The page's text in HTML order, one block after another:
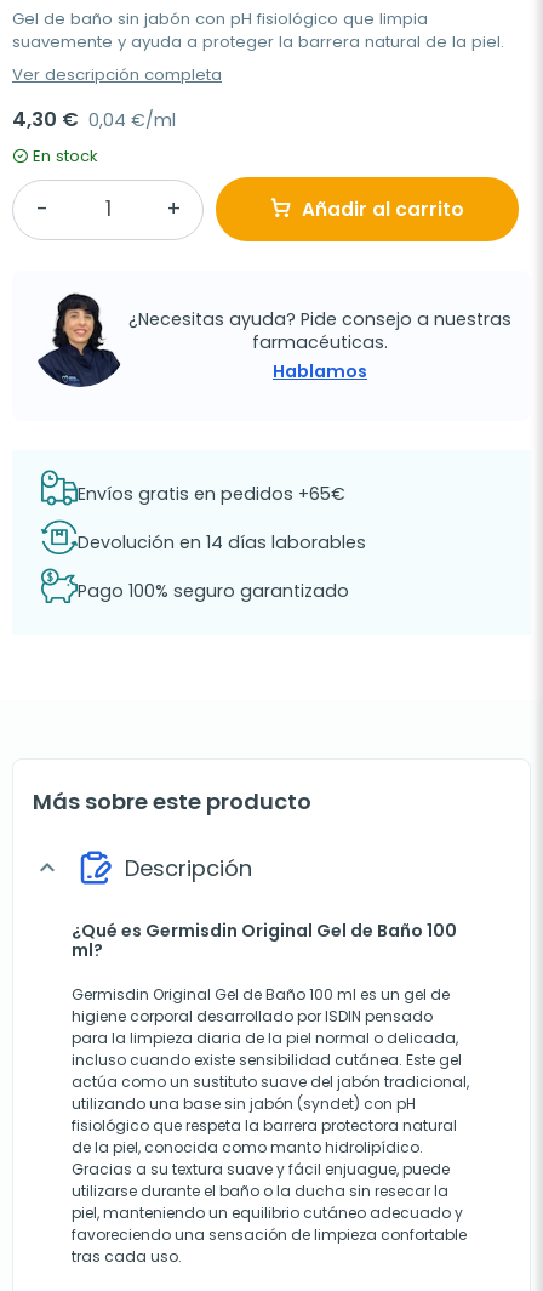
Gel de baño sin jabón con pH fisiológico que limpia
suavemente y ayuda a proteger la barrera natural de la piel.
Ver descripción completa
4,30 € 0,04 €/ml
En stock
Añadir al carrito
¿Necesitas ayuda? Pide consejo a nuestras
farmacéuticas.
Hablamos
Envíos gratis en pedidos +65€
Devolución en 14 días laborables
Pago 100% seguro garantizado
Más sobre este producto
expand_more Descripción
¿Qué es Germisdin Original Gel de Baño 100
ml?
Germisdin Original Gel de Baño 100 ml es un gel de
higiene corporal desarrollado por ISDIN pensado
para la limpieza diaria de la piel normal o delicada,
incluso cuando existe sensibilidad cutánea. Este gel
actúa como un sustituto suave del jabón tradicional,
utilizando una base sin jabón (syndet) con pH
fisiológico que respeta la barrera protectora natural
de la piel, conocida como manto hidrolipídico.
Gracias a su textura suave y fácil enjuague, puede
utilizarse durante el baño o la ducha sin resecar la
piel, manteniendo un equilibrio cutáneo adecuado y
favoreciendo una sensación de limpieza confortable
tras cada uso.